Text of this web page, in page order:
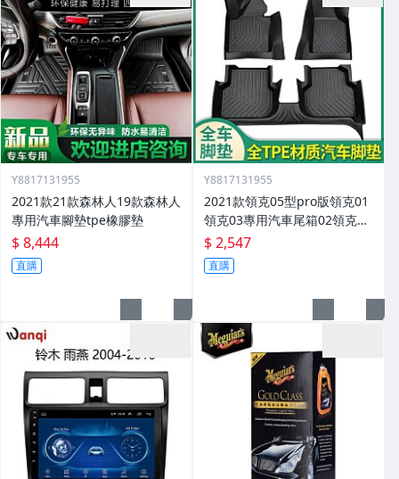
Y8817131955
2021款21款森林人19款森林人
專用汽車腳墊tpe橡膠墊
$ 8,444
直購
Y8817131955
2021款領克05型pro版領克01
領克03專用汽車尾箱02領克03
腳墊
$ 2,547
直購